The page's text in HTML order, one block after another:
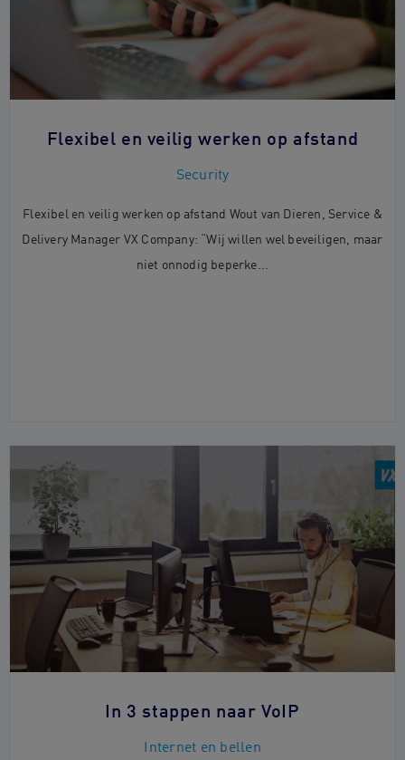
Flexibel en veilig werken op afstand
Security
Flexibel en veilig werken op afstand Wout van Dieren, Service &
Delivery Manager VX Company: “Wij willen wel beveiligen, maar
niet onnodig beperke...
In 3 stappen naar VoIP
Internet en bellen